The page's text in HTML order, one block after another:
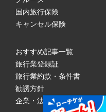
国内旅行保険
キャンセル保険
おすすめ記事一覧
旅行業登録証
旅行業約款・条件書
勧誘方針
企業・法人のみなさまへ